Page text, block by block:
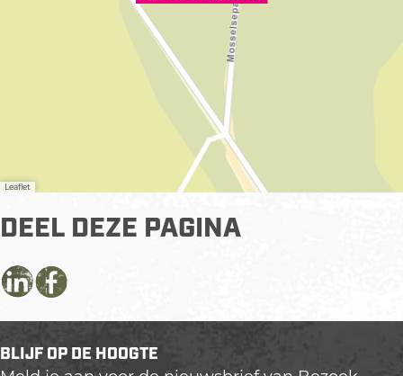
Leaflet
DEEL DEZE PAGINA
D
l
D
l
l
BLIJF OP DE HOOGTE